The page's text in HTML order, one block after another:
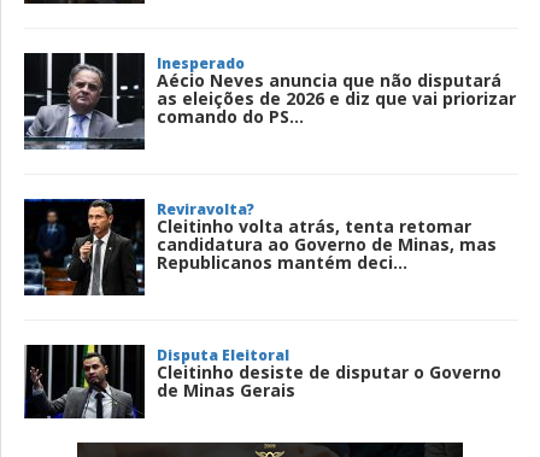
Inesperado
Aécio Neves anuncia que não disputará
as eleições de 2026 e diz que vai priorizar
comando do PS...
Reviravolta?
Cleitinho volta atrás, tenta retomar
candidatura ao Governo de Minas, mas
Republicanos mantém deci...
Disputa Eleitoral
Cleitinho desiste de disputar o Governo
de Minas Gerais